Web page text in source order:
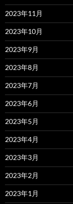
2023年11月
2023年10月
2023年9月
2023年8月
2023年7月
2023年6月
2023年5月
2023年4月
2023年3月
2023年2月
2023年1月